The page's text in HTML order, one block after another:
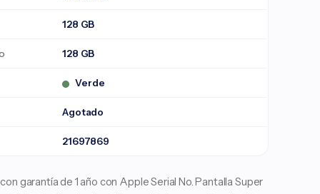
128 GB
128 GB
Verde
Agotado
21697869
garantía de 1 año con Apple Serial No. Pantalla Super